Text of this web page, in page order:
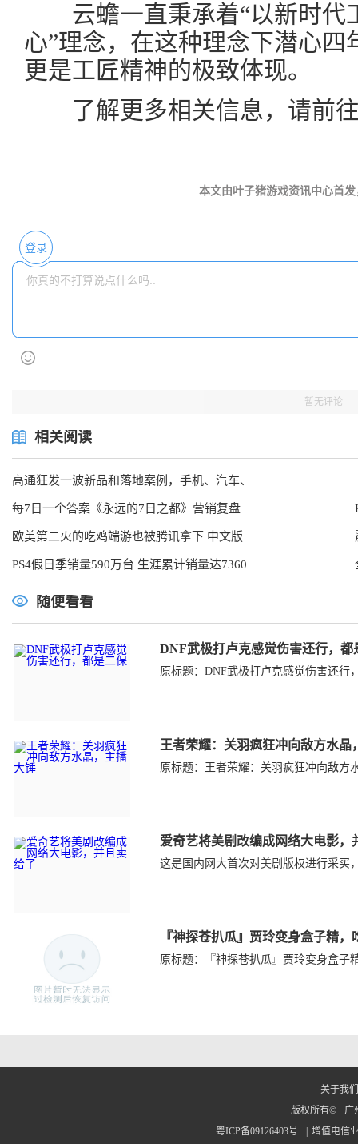
云蟾一直秉承着“以新时代
心”理念，在这种理念下潜心
更是工匠精神的极致体现。
了解更多相关信息，请前
本文由叶子猪游戏资讯中心首
登录
暂无评论
相关阅读
高通狂发一波新品和落地案例，手机、汽车、
每7日一个答案《永远的7日之都》营销复盘
欧美第二火的吃鸡端游也被腾讯拿下 中文版
PS4假日季销量590万台 生涯累计销量达7360
随便看看
DNF武极打卢克感觉伤害还行，都
原标题：DNF武极打卢克感觉伤害还
王者荣耀：关羽疯狂冲向敌方水晶
原标题：王者荣耀：关羽疯狂冲向敌
爱奇艺将美剧改编成网络大电影，
这是国内网大首次对美剧版权进行采
『神探苍扒瓜』贾玲变身盒子精，
原标题：『神探苍扒瓜』贾玲变身盒
关于我们
版权所有©
广
粤ICP备09126403号
增值电信